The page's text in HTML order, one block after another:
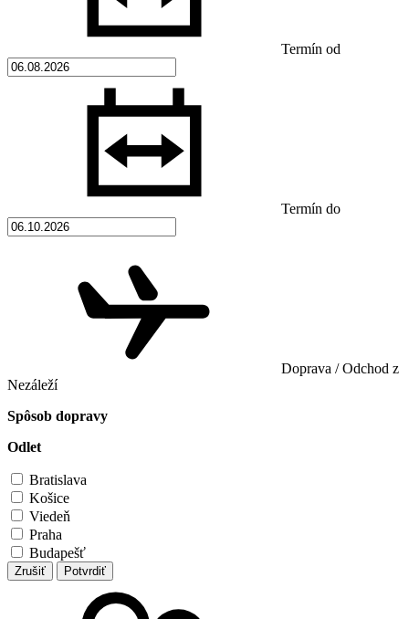
Termín od
Termín do
Doprava / Odchod z
Nezáleží
Spôsob dopravy
Odlet
Bratislava
Košice
Viedeň
Praha
Budapešť
Zrušiť Potvrdiť